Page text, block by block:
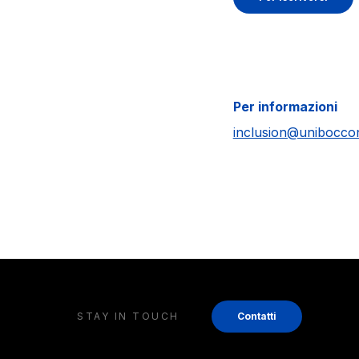
Per informazioni
STAY IN TOUCH Contatti